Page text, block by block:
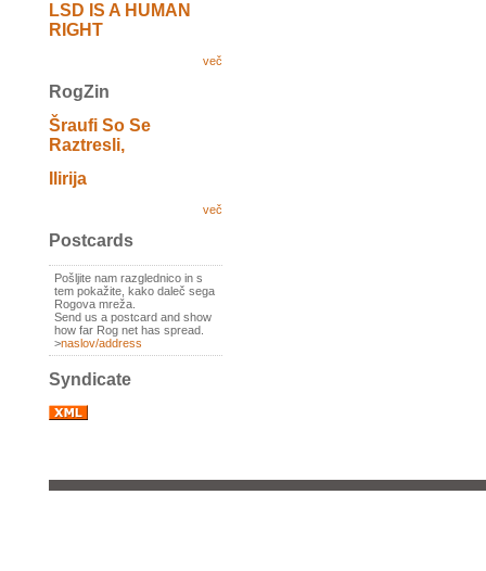
LSD IS A HUMAN
RIGHT
več
RogZin
Šraufi So Se
Raztresli,
Ilirija
več
Postcards
Pošljite nam razglednico in s
tem pokažite, kako daleč sega
Rogova mreža.
Send us a postcard and show
how far Rog net has spread.
>naslov/address
Syndicate